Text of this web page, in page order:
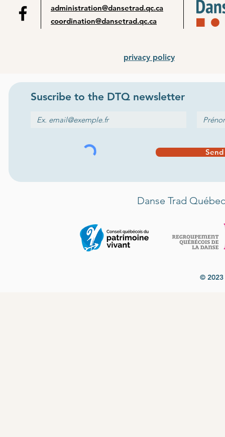
administration@dansetrad.qc.ca
coordination@dansetrad.qc.ca
privacy policy
Suscribe to the DTQ newsletter
Send
Danse Trad
© 2023